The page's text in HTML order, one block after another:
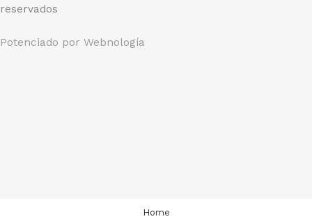
reservados
Potenciado por Webnología
Home